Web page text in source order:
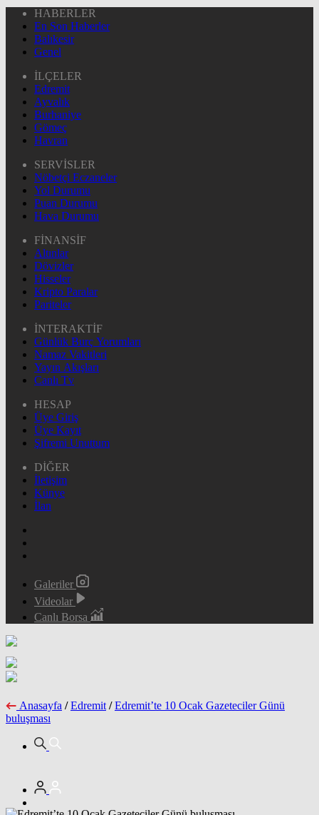
HABERLER
En Son Haberler
Balıkesir
Genel
İLÇELER
Edremit
Ayvalık
Burhaniye
Gömeç
Havran
SERVİSLER
Nöbetçi Eczaneler
Yol Durumu
Puan Durumu
Hava Durumu
FİNANSİF
Altınlar
Dövizler
Hisseler
Kripto Paralar
Pariteler
İNTERAKTİF
Günlük Burç Yorumları
Namaz Vakitleri
Yayın Akışları
Canlı Tv
HESAP
Üye Giriş
Üye Kayıt
Şifremi Unuttum
DİĞER
İletişim
Künye
İlan
Galeriler
Videolar
Canlı Borsa
Anasayfa / Edremit / Edremit’te 10 Ocak Gazeteciler Günü
buluşması